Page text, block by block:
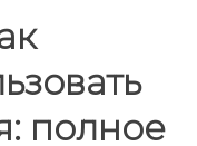
полное